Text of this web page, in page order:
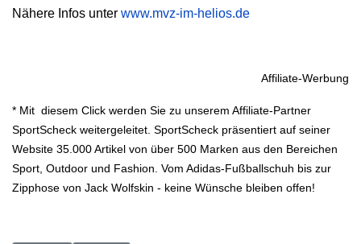
Nähere Infos unter www.mvz-im-helios.de
Affiliate-Werbung
* Mit diesem Click werden Sie zu unserem Affiliate-Partner
SportScheck weitergeleitet. SportScheck präsentiert auf seiner
Website 35.000 Artikel von über 500 Marken aus den Bereichen
Sport, Outdoor und Fashion. Vom Adidas-Fußballschuh bis zur
Zipphose von Jack Wolfskin - keine Wünsche bleiben offen!